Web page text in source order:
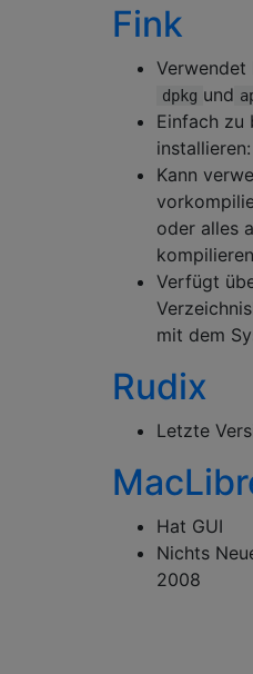
Fink
Verwendet
dpkg und
Einfach zu
installieren:
Kann
oder alles
kompilieren
Verfügt
mit dem
Rudix
Letzte
Hat GUI
Nichts
2008